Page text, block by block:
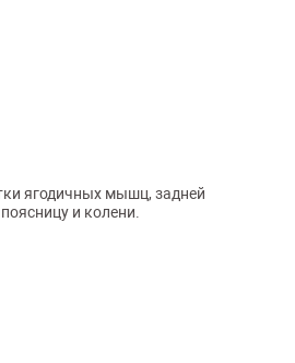
ягодичных мышц, задней
и колени.